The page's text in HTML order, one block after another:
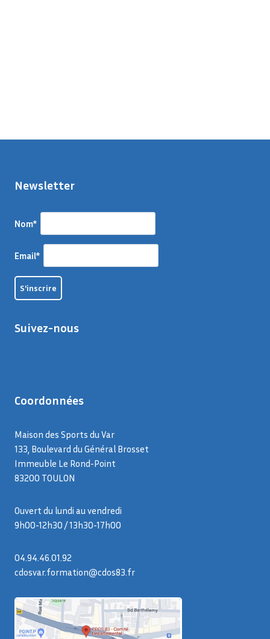
Newsletter
Nom*
Email*
Suivez-nous
Coordonnées
Maison des Sports du Var
133, Boulevard du Général Brosset
Immeuble Le Rond-Point
83200 TOULON
Ouvert du lundi au vendredi
9h00-12h30 / 13h30-17h00
04.94.46.01.92
cdosvar.formation@cdos83.fr